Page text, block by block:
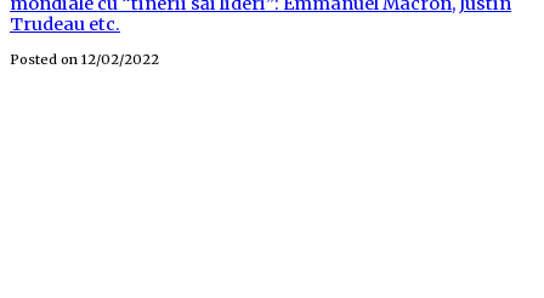
Trudeau etc.
Posted on 12/02/2022